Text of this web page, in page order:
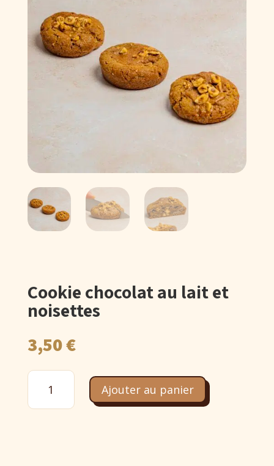
Cookie chocolat au lait et
noisettes
3,50€
quantité
Cookie
Ajouter au panier